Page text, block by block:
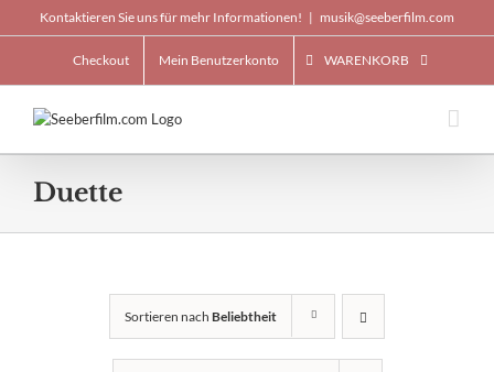
to
Kontaktieren Sie uns für mehr Informationen! | musik@seeberfilm.com
Checkout Mein Benutzerkonto WARENKORB
Duette
Sortieren nach Beliebtheit